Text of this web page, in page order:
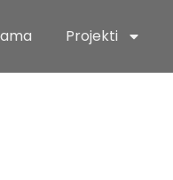
Projekti